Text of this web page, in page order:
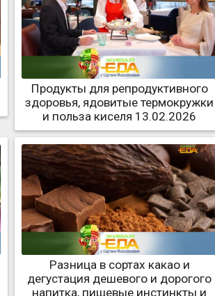
Продукты для репродуктивного
здоровья, ядовитые термокружки
и польза киселя 13.02.2026
Разница в сортах какао и
дегустация дешевого и дорогого
напитка, пищевые инстинкты и